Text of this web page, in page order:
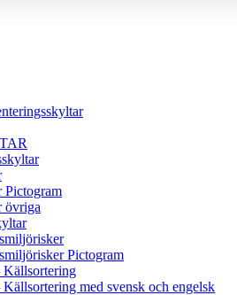
Pictogram
övriga
Pictogram
med svensk och engelsk